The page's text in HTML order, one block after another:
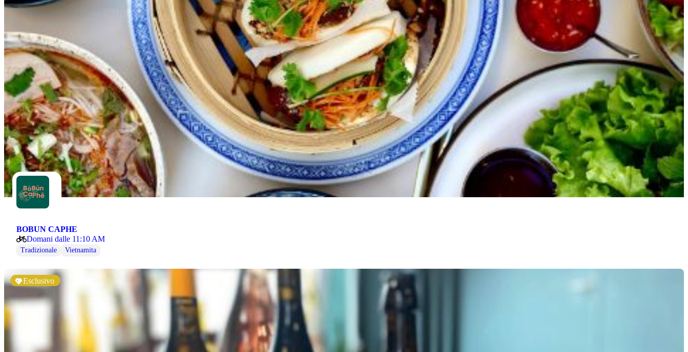
BOBUN CAPHE
Domani dalle 11:10 AM
Tradizionale Vietnamita
Esclusivo